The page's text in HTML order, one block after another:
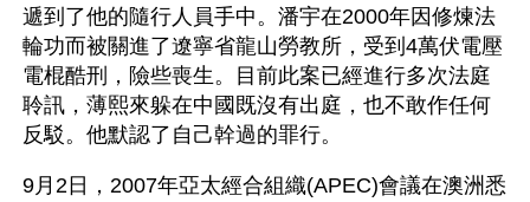
遞到了他的隨行人員手中。潘宇在2000年因修煉法
輪功而被關進了遼寧省龍山勞教所，受到4萬伏電壓
電棍酷刑，險些喪生。目前此案已經進行多次法庭
聆訊，薄熙來躲在中國既沒有出庭，也不敢作任何
反駁。他默認了自己幹過的罪行。
9月2日，2007年亞太經合組織(APEC)會議在澳洲悉